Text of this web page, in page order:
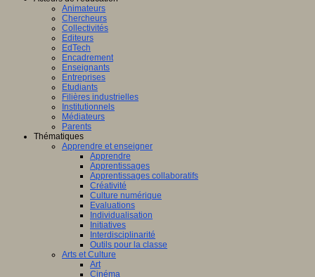
Animateurs
Chercheurs
Collectivités
Editeurs
EdTech
Encadrement
Enseignants
Entreprises
Etudiants
Filières industrielles
Institutionnels
Médiateurs
Parents
Thématiques
Apprendre et enseigner
Apprendre
Apprentissages
Apprentissages collaboratifs
Créativité
Culture numérique
Evaluations
Individualisation
Initiatives
Interdisciplinarité
Outils pour la classe
Arts et Culture
Art
Cinéma